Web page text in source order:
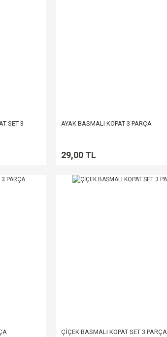
SET 3
AYAK BASMALI KOPAT 3 PARÇA
29,00 TL
ÇİÇEK BASMALI KOPAT SET 3 PARÇA